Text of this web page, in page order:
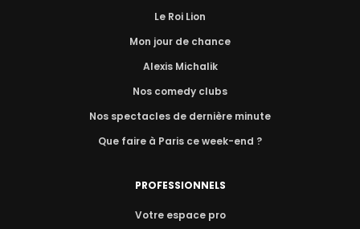
Le Roi Lion
Mon jour de chance
Alexis Michalik
Nos comedy clubs
Nos spectacles de dernière minute
Que faire à Paris ce week-end ?
PROFESSIONNELS
Votre espace pro